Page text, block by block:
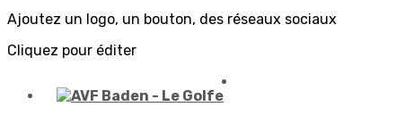
Ajoutez un logo, un bouton, des réseaux sociaux
Cliquez pour éditer